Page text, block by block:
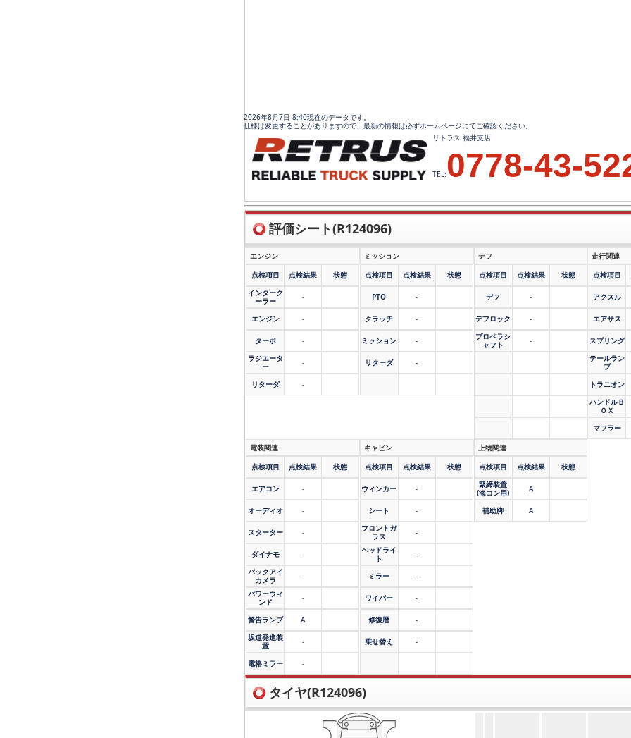
2026年8月7日 8:40現在のデータです。
仕様は変更することがありますので、最新の情報は必ずホームページにてご確認ください。
リトラス 福井支店
TEL: 0778-43-
評価シート(R124096)
エンジン
点検項目
点検結果
状態
インターク
ーラー
-
エンジン -
ターボ
-
ラジエータ
ー
-
リターダ -
ミッション
点検項目
点検結果 状態
PTO -
クラッチ -
ミッション -
リターダ -
デフ
点検項目
点検結果 状態
デフ -
デフロック
-
プロペラシ
ャフト
-
走行関連
点検項目
アクスル
エアサス
スプリング
テールラン
プ
トラニオン
ハンドルＢ
ＯＸ
マフラー
電装関連
点検項目
点検結果 状態
エアコン -
オーディオ -
スターター -
ダイナモ
-
バックアイ
カメラ
-
パワーウィ
ンド
-
警告ランプ
A
坂道発進装
置
-
電格ミラー -
キャビン
点検項目
点検結果 状態
ウィンカー -
シート
-
フロントガ
ラス
-
ヘッドライ
ト
-
ミラー -
ワイパー -
修復暦 -
乗せ替え -
上物関連
点検項目
点検結果
状態
緊締装置
(海コン用)
A
補助脚 A
タイヤ(R124096)